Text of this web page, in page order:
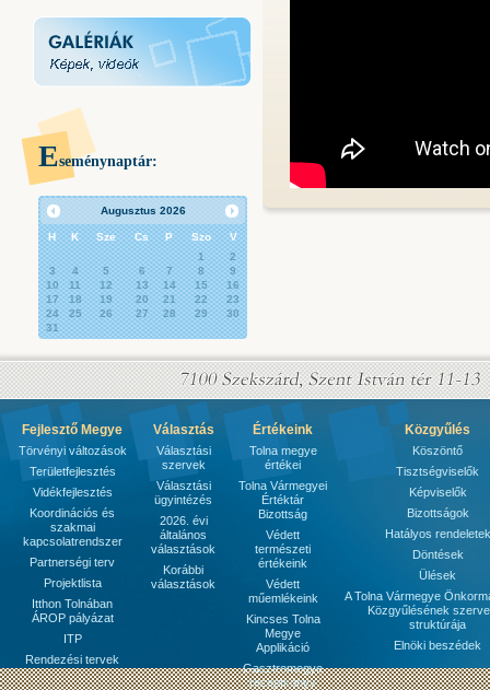
Eseménynaptár:
Augusztus 2026
H K Sze Cs P Szo
V
1
2
3
4 5 6 7 8
9
10
11 12 13 14 15
16
17
18 19 20 21 22
23
24
25 26 27 28 29
30
31
Fejlesztő Megye
Törvényi változások
Területfejlesztés
Vidékfejlesztés
Koordinációs és
szakmai
kapcsolatrendszer
Partnerségi terv
Projektlista
Itthon Tolnában
ÁROP pályázat
ITP
Rendezési tervek
Választás
Választási
szervek
Választási
ügyintézés
2026. évi
általános
választások
Korábbi
választások
Értékeink
Tolna megye
értékei
Tolna Vármegyei
Értéktár
Bizottság
Védett
természeti
értékeink
Védett
műemlékeink
Kincses Tolna
Megye
Applikáció
Gasztromegye
receptkönyv
Közgyűlés
Köszöntő
Tisztségviselők
Képviselők
Bizottságok
Hatályos rendeletek
Döntések
Ülések
A Tolna Vármegye
Közgyűlésének
struktúrája
Elnöki beszédek